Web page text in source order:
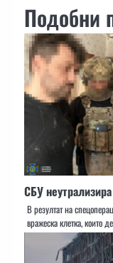
Подобни
СБУ
В резултат на
вражеска клетка, които